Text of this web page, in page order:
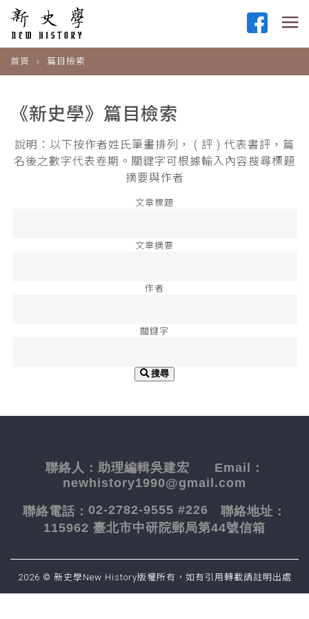
首頁 篇目檢索
《新史學》篇目檢索
說明：以下按作者姓氏筆畫排列， ( 評 ) 代表書評，篇
名後之數字代表卷期。關鍵字可根據輸入內容搜尋標題
摘要與作者
文章標題
文章摘要
作者
關鍵字
搜尋
聯絡人： 助理編輯吳建宏 Email：
newhistory1990@gmail.com
聯絡電話： 02-2782-9555 #226 聯絡地址：
115962 臺北市中研院郵局第44號信箱
2026 © 新史學New History版權所有，如有引用轉載請註明出處